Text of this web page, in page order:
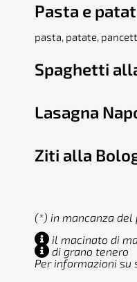
Pasta e
pasta, patate,
Spaghetti
Lasagna
Ziti alla
(*) in mancanza del
il macinato di
di grano tenero
Per informazioni su